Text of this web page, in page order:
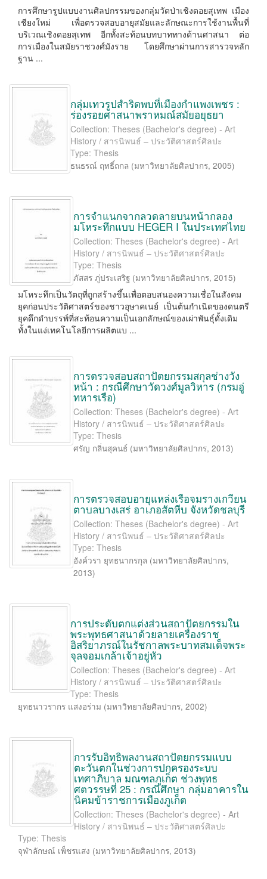
การศึกษารูปแบบงานศิลปกรรมของกลุ่มวัดป่าเชิงดอยสุเทพ เมือง
เชียงใหม่ เพื่อตรวจสอบอายุสมัยและลักษณะการใช้งานพื้นที่
บริเวณเชิงดอยสุเทพ อีกทั้งสะท้อนบทบาททางด้านศาสนา ต่อ
การเมืองในสมัยราชวงศ์มังราย โดยศึกษาผ่านการสารวจหลัก
ฐาน ...
กลุ่มเทวรูปสำริดพบที่เมืองกำแพงเพชร :
ร่องรอยศาสนาพราหมณ์สมัยอยุธยา
Collection: Theses (Bachelor's degree) - Art
History / สารนิพนธ์ – ประวัติศาสตร์ศิลปะ
Type: Thesis
ธนธรณ์ ฤทธิ์ถกล (มหาวิทยาลัยศิลปากร,2005)
การจำแนกจากลวดลายบนหน้ากลอง
มโหระทึกแบบ HEGER I ในประเทศไทย
Collection: Theses (Bachelor's degree) - Art
History / สารนิพนธ์ – ประวัติศาสตร์ศิลปะ
Type: Thesis
ภัสสร ภู่ประเสริฐ (มหาวิทยาลัยศิลปากร, 2015)
มโหระทึกเป็นวัตถุที่ถูกสร้างขึ้นเพื่อตอบสนองความเชื่อในสังคม
ยุคก่อนประวัติศาสตร์ของชาวอุษาคเนย์ เป็นต้นกำเนิดของดนตรี
ยุคดึกดำบรรพ์ที่สะท้อนความเป็นเอกลักษณ์ของเผ่าพันธุ์ดั้งเดิม
ทั้งในแง่เทคโนโลยีการผลิตแบ ...
การตรวจสอบสถาปัตยกรรมสกุลช่างวัง
หน้า : กรณีศึกษาวัดวงศ์มูลวิหาร (กรมอู่
ทหารเรือ)
Collection: Theses (Bachelor's degree) - Art
History / สารนิพนธ์ – ประวัติศาสตร์ศิลปะ
Type: Thesis
ศรัญ กลิ่นสุคนธ์ (มหาวิทยาลัยศิลปากร, 2013)
การตรวจสอบอายุแหล่งเรือจมรางเกวียน
ตาบลบางเสร่ อาเภอสัตหีบ จังหวัดชลบุรี
Collection: Theses (Bachelor's degree) - Art
History / สารนิพนธ์ – ประวัติศาสตร์ศิลปะ
Type: Thesis
อังค์วรา ยุทธนากรกุล (มหาวิทยาลัยศิลปากร,
2013)
การประดับตกแต่งส่วนสถาปัตยกรรมใน
พระพุทธศาสนาด้วยลายเครื่องราช
อิสริยาภรณ์ในรัชกาลพระบาทสมเด็จพระ
จุลจอมเกล้าเจ้าอยู่หัว
Collection: Theses (Bachelor's degree) - Art
History / สารนิพนธ์ – ประวัติศาสตร์ศิลปะ
Type: Thesis
ยุทธนาวรากร แสงอร่าม (มหาวิทยาลัยศิลปากร, 2002)
การรับอิทธิพลงานสถาปัตยกรรมแบบ
ตะวันตกในช่วงการปกครองระบบ
เทศาภิบาล มณฑลภูเก็ต ช่วงพุทธ
ศตวรรษที่ 25 : กรณีศึกษา กลุ่มอาคารใน
นิคมข้าราชการเมืองภูเก็ต
Collection: Theses (Bachelor's degree) - Art
History / สารนิพนธ์ – ประวัติศาสตร์ศิลปะ
Type: Thesis
จุฬาลักษณ์ เพ็ชรแสง (มหาวิทยาลัยศิลปากร, 2013)